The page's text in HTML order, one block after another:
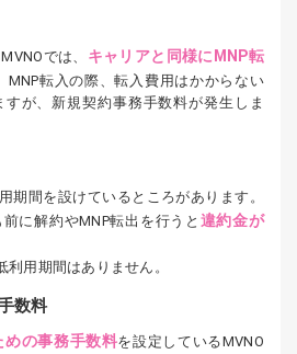
では、 キャリアと同様にMNP転
MNP転入の際、転入費用はかからない
が、新規契約事務手数料が発生しま
期間を設けているところがあります。
に解約やMNP転出を行うと 違約金が
用期間はありません。
数料
めの事務手数料を設定しているMVNO